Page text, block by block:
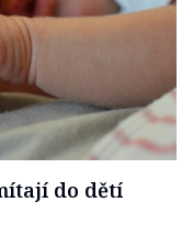
do dětí